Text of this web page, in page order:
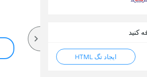
ایجاد تگ HTML